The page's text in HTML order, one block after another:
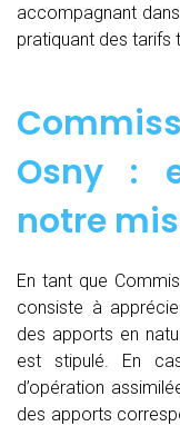
accompagnant
pratiquant des tarifs
Osny :
notre
En tant que
consiste à
des apports en
est stipulé. En
d’opération
des apports